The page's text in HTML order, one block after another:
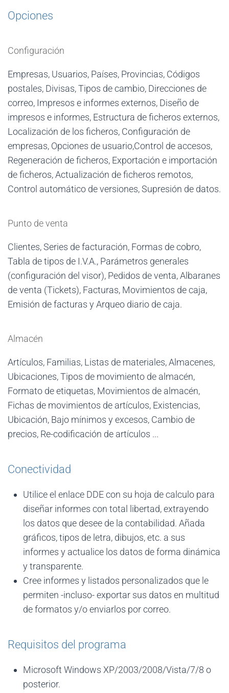
Opciones
Configuración
Empresas, Usuarios, Países, Provincias, Códigos
postales, Divisas, Tipos de cambio, Direcciones de
correo, Impresos e informes externos, Diseño de
impresos e informes, Estructura de ficheros externos,
Localización de los ficheros, Configuración de
empresas, Opciones de usuario,Control de accesos,
Regeneración de ficheros, Exportación e importación
de ficheros, Actualización de ficheros remotos,
Control automático de versiones, Supresión de datos.
Punto de venta
Clientes, Series de facturación, Formas de cobro,
Tabla de tipos de I.V.A., Parámetros generales
(configuración del visor), Pedidos de venta, Albaranes
de venta (Tickets), Facturas, Movimientos de caja,
Emisión de facturas y Arqueo diario de caja.
Almacén
Artículos, Familias, Listas de materiales, Almacenes,
Ubicaciones, Tipos de movimiento de almacén,
Formato de etiquetas, Movimientos de almacén,
Fichas de movimientos de artículos, Existencias,
Ubicación, Bajo mínimos y excesos, Cambio de
precios, Re-codificación de artículos ...
Conectividad
Utilice el enlace DDE con su hoja de calculo para
diseñar informes con total libertad, extrayendo
los datos que desee de la contabilidad. Añada
gráficos, tipos de letra, dibujos, etc. a sus
informes y actualice los datos de forma dinámica
y transparente.
Cree informes y listados personalizados que le
permiten -incluso- exportar sus datos en multitud
de formatos y/o enviarlos por correo.
Requisitos del programa
Microsoft Windows XP/2003/2008/Vista/7/8 o
posterior.